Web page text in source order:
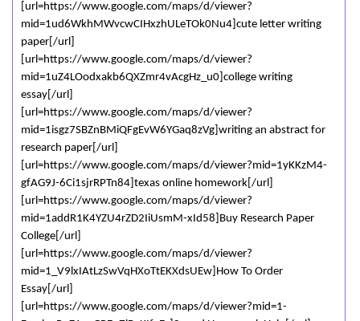
[url=https://www.google.com/maps/d/viewer?
mid=1ud6WkhMWvcwCIHxzhULeTOk0Nu4]cute letter writing
paper[/url]
[url=https://www.google.com/maps/d/viewer?
mid=1uZ4LOodxakb6QXZmr4vAcgHz_u0]college writing
essay[/url]
[url=https://www.google.com/maps/d/viewer?
mid=1isgz7SBZnBMiQFgEvW6YGaq8zVg]writing an abstract for
research paper[/url]
[url=https://www.google.com/maps/d/viewer?mid=1yKKzM4-
gfAG9J-6Ci1sjrRPTn84]texas online homework[/url]
[url=https://www.google.com/maps/d/viewer?
mid=1addR1K4YZU4rZD2IiUsmM-xId58]Buy Research Paper
College[/url]
[url=https://www.google.com/maps/d/viewer?
mid=1_V9lxIAtLzSwVqHXoTtEKXdsUEw]How To Order
Essay[/url]
[url=https://www.google.com/maps/d/viewer?mid=1-